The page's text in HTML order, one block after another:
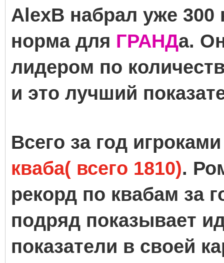
AlexB набрал уже 300
норма для ГРАНДа.
лидером по
и это лучший
Всего за год
кваба( всего 1810).
рекорд по квабам за
подряд показывает
показатели в своей